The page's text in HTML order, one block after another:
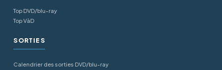
Top DVD/blu-ray
Top VàD
SORTIES
Calendrier des sorties DVD/blu-ray